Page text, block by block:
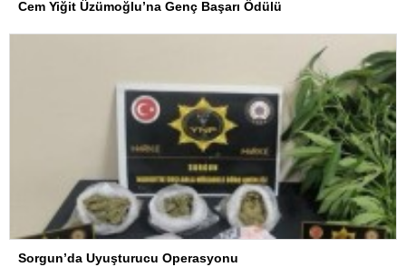
Cem Yiğit Üzümoğlu’na Genç Başarı Ödülü
Sorgun’da Uyuşturucu Operasyonu